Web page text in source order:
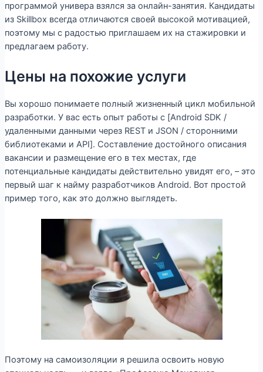
программой универа взялся за онлайн-занятия. Кандидаты
из Skillbox всегда отличаются своей высокой мотивацией,
поэтому мы с радостью приглашаем их на стажировки и
предлагаем работу.
Цены на похожие услуги
Вы хорошо понимаете полный жизненный цикл мобильной
разработки. У вас есть опыт работы с [Android SDK /
удаленными данными через REST и JSON / сторонними
библиотеками и API]. Составление достойного описания
вакансии и размещение его в тех местах, где
потенциальные кандидаты действительно увидят его, – это
первый шаг к найму разработчиков Android. Вот простой
пример того, как это должно выглядеть.
Поэтому на самоизоляции я решила освоить новую